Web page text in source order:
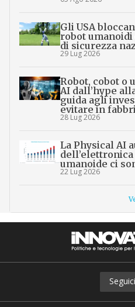
Gli USA
robot umanoidi
di sicurezza
29 Lug 2026
Robot, cobot o
AI dall’hype
guida agli
evitare in
28 Lug 2026
La Physical AI
umanoide ci
22 Lug 2026
Seguici